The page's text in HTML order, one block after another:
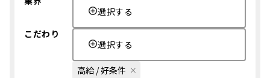
選択する
こだわり
選択する
高給 / 好条件